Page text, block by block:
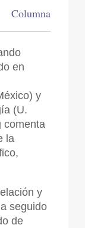
Columna
en
y
(U.
comenta
la
y
seguido
de